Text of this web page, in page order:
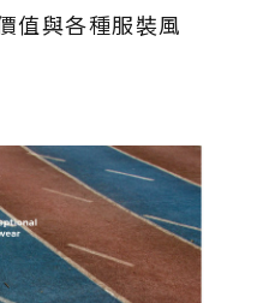
值與各種服裝風